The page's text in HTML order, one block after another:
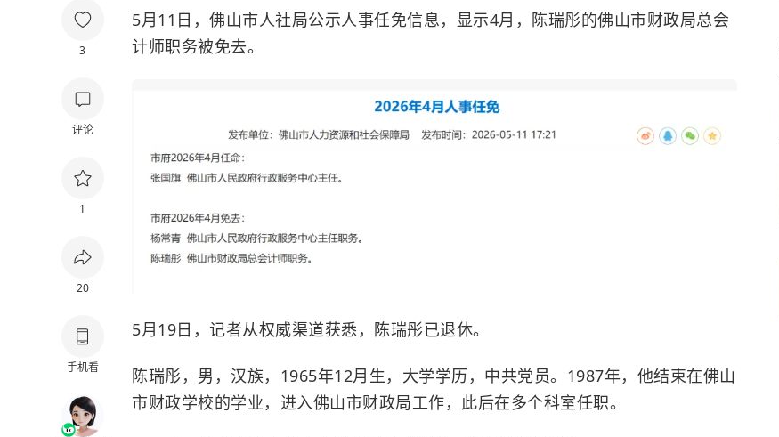
3
评论
1
20
手机看
5月11日，佛山市人社局公示人事任免信息，显示4月，陈瑞彤的佛山市财政局总会
计师职务被免去。
5月19日，记者从权威渠道获悉，陈瑞彤已退休。
陈瑞彤，男，汉族，1965年12月生，大学学历，中共党员。1987年，他结束在佛山
市财政学校的学业，进入佛山市财政局工作，此后在多个科室任职。